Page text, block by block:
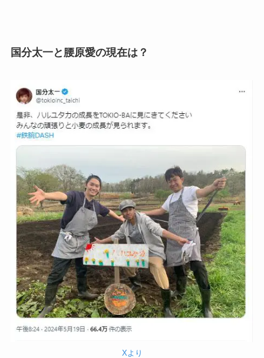
国分太一と腰原愛の現在は？
Xより